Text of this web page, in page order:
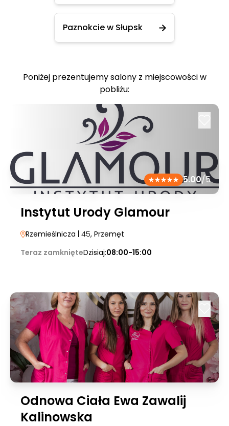
Paznokcie w Słupsk
Poniżej prezentujemy salony z miejscowości w
pobliżu:
5.00/5
Instytut Urody Glamour
Rzemieślnicza | 45, Przemęt
Teraz zamknięteDzisiaj:08:00-15:00
Odnowa Ciała Ewa Zawalij
Kalinowska